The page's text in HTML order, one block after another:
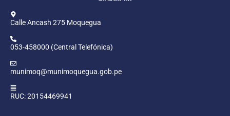
Calle Ancash 275 Moquegua
053-458000 (Central Telefónica)
munimoq@munimoquegua.gob.pe
RUC: 20154469941